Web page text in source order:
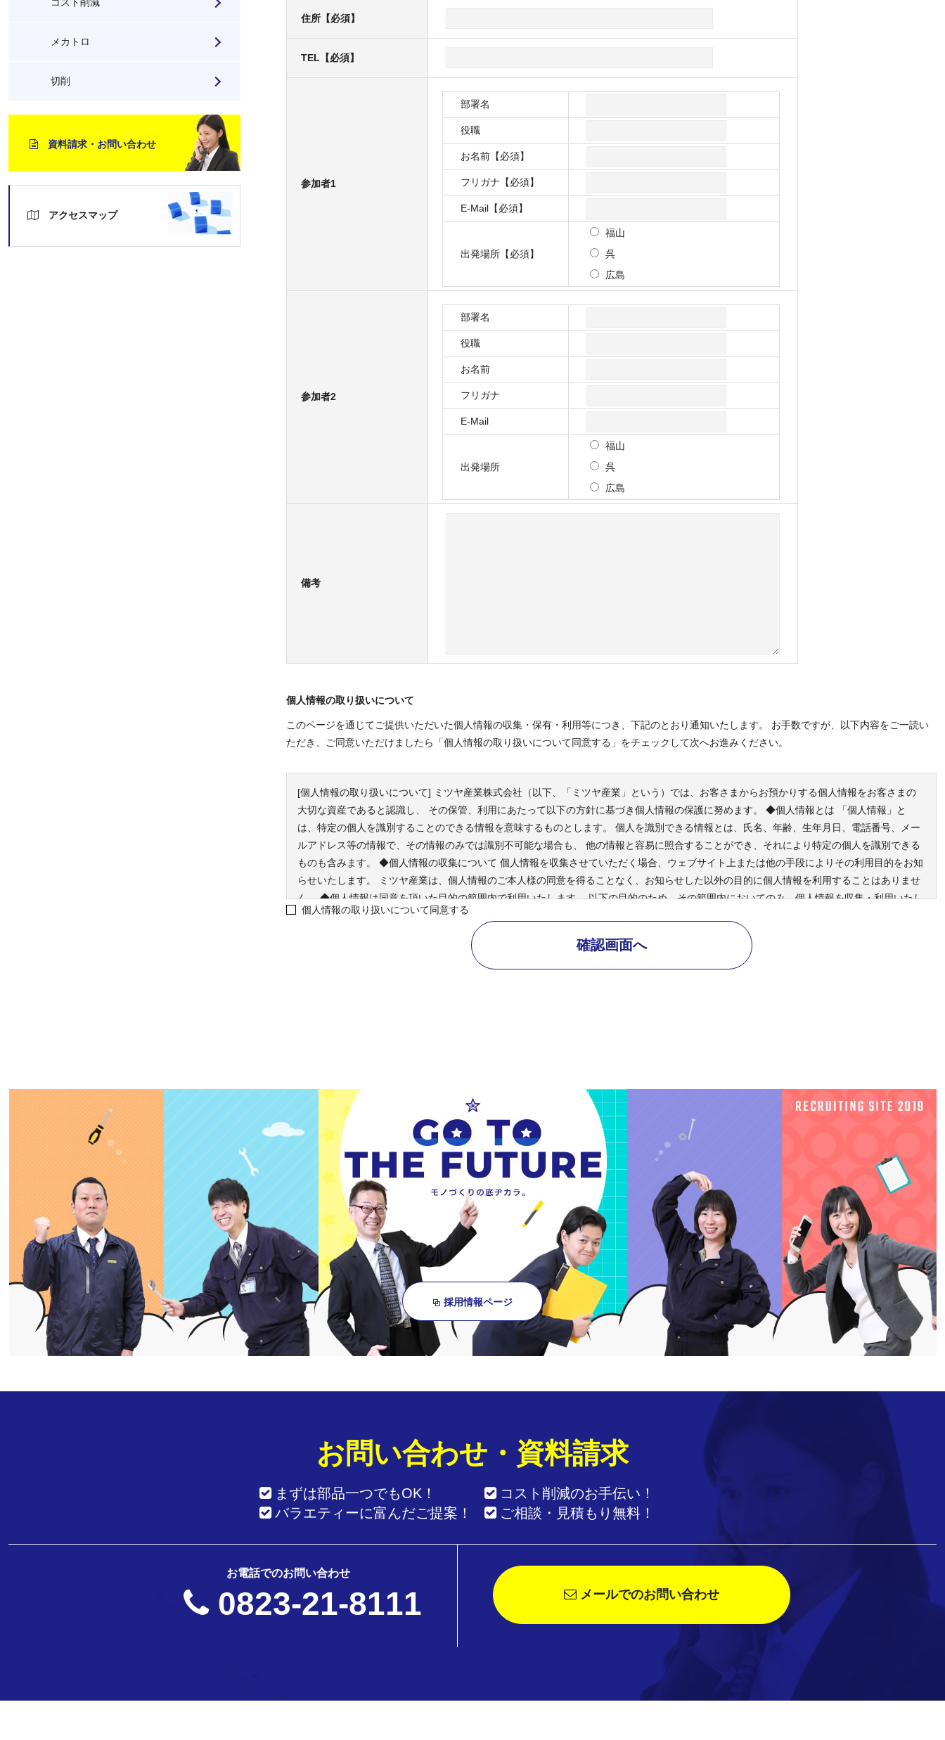
メカトロ
切削
資料請求・お問い合わせ
アクセスマップ
住所【必須】
TEL【必須】
参加者1
部署名
役職
お名前【必須】
フリガナ【必須】
E-Mail【必須】
出発場所【必須】
福山
呉
広島
参加者2
部署名
役職
お名前
フリガナ
E-Mail
出発場所
福山
呉
広島
備考
個人情報の取り扱いについて
このページを通じてご提供いただいた個人情報の収集・保有・利用等につき、下記のとおり通知いたします。 お手数ですが、以下内容をご一読い
ただき、ご同意いただけましたら「個人情報の取り扱いについて同意する」をチェックして次へお進みください。
[個人情報の取り扱いについて] ミツヤ産業株式会社（以下、「ミツヤ産業」という）では、お客さまからお預かりする個人情報をお客さまの
大切な資産であると認識し、 その保管、利用にあたって以下の方針に基づき個人情報の保護に努めます。 ◆個人情報とは 「個人情報」と
は、特定の個人を識別することのできる情報を意味するものとします。 個人を識別できる情報とは、氏名、年齢、生年月日、電話番号、メー
ルアドレス等の情報で、その情報のみでは識別不可能な場合も、 他の情報と容易に照合することができ、それにより特定の個人を識別できる
ものも含みます。 ◆個人情報の収集について 個人情報を収集させていただく場合、ウェブサイト上または他の手段によりその利用目的をお知
らせいたします。 ミツヤ産業は、個人情報のご本人様の同意を得ることなく、お知らせした以外の目的に個人情報を利用することはありませ
ん。 ◆個人情報は同意を頂いた目的の範囲内で利用いたします。 以下の目的のため、その範囲内においてのみ、個人情報を収集・利用いたし
ます。 ・本サイトやミツヤ産業に必要な連絡のため ・業務遂行上で必要となるミツヤ産業からの問い合わせ、確認、およびサービス向上のた
めの意見収集 ・お問い合わせ、ご相談にお応えするため ◆原則として、個人情報は第三者に開示しません お客様の個人情報は以下のいずれ
かに該当する場合を除き、お客様の同意を得ることなく、 第三者に開示することはありません。 ・提供について本人の同意がある場合 ・広
告宣伝など提供されることを前提として収集されたものの場合 ・情報処理の委託を行う場合 ・個人を識別することができない状態（年令別の
の相談等の窓口について 個人情報の取り扱いに関するご相談、お問い合わせにつきましては、以下の連絡先までご連絡ください。 ミツヤ産業
株式会社 〒737-0811 広島県呉市西中央2丁目2-24 TEL：0823-21-8111
個人情報の取り扱いについて同意する
採用情報ページ
お問い合わせ・資料請求
まずは部品一つでもOK！
コスト削減のお手伝い！
バラエティーに富んだご提案！
ご相談・見積もり無料！
お電話でのお問い合わせ
0823-21-8111 メールでのお問い合わせ